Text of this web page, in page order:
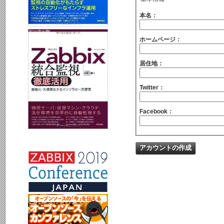
本名：
ホームページ：
居住地：
Twitter：
Facebook：